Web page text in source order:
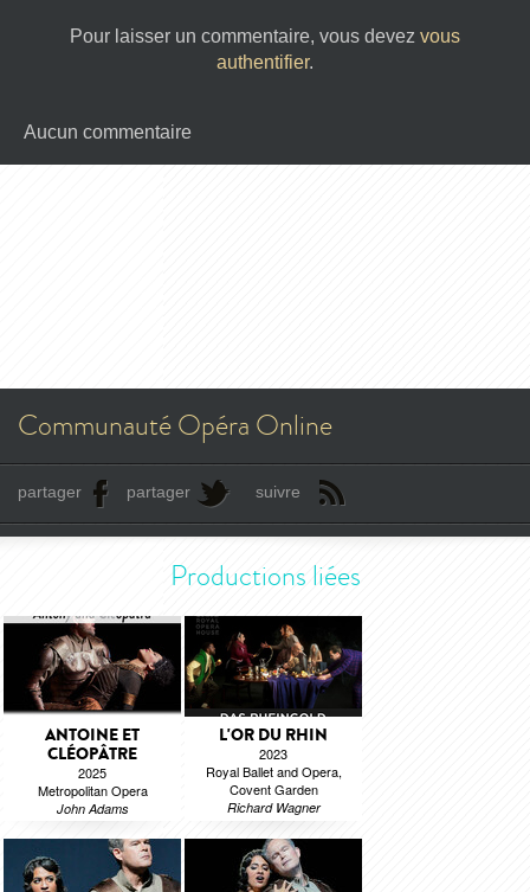
Pour laisser un commentaire, vous devez vous
authentifier.
Aucun commentaire
Communauté Opéra Online
partager partager suivre
Productions liées
ANTOINE ET
CLÉOPÂTRE
2025
Metropolitan Opera
John Adams
L'OR DU RHIN
2023
Royal Ballet and Opera,
Covent Garden
Richard Wagner